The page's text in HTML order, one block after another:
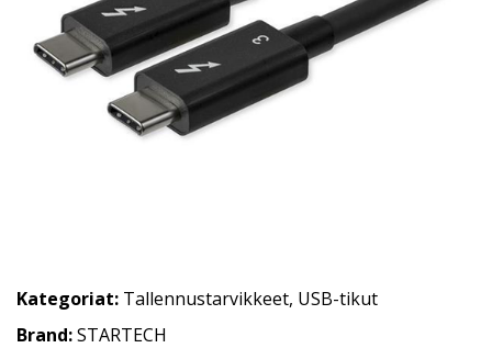
Kategoriat: Tallennustarvikkeet, USB-tikut
Brand:STARTECH